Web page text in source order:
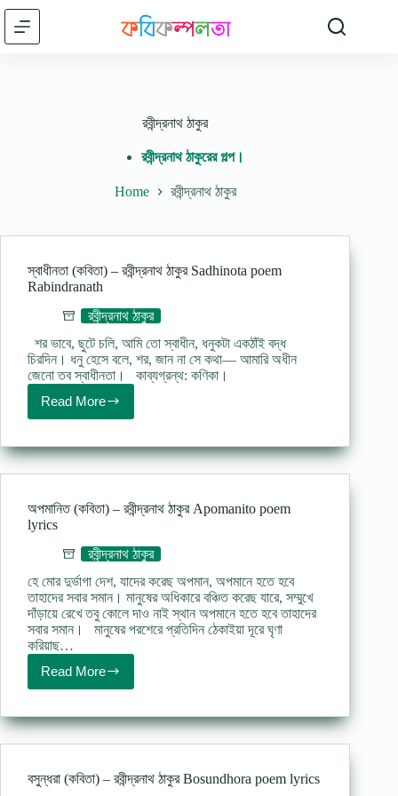
Skip
content
রবীন্দ্রনাথ ঠাকুর
রবীন্দ্রনাথ ঠাকুরের গল্প।
Home রবীন্দ্রনাথ ঠাকুর
স্বাধীনতা (কবিতা) – রবীন্দ্রনাথ ঠাকুর Sadhinota poem
Rabindranath
রবীন্দ্রনাথ ঠাকুর
শর ভাবে, ছুটে চলি, আমি তো স্বাধীন, ধনুকটা একঠাঁই বদ্ধ
চিরদিন। ধনু হেসে বলে, শর, জান না সে কথা— আমারি অধীন
জেনো তব স্বাধীনতা। কাব্যগ্রন্থ: কণিকা।
Read More
স্বাধীনতা
(কবিতা)
রবীন্দ্রনাথ
ঠাকুর
poem
Rabindranath
অপমানিত (কবিতা) – রবীন্দ্রনাথ ঠাকুর Apomanito poem
lyrics
রবীন্দ্রনাথ ঠাকুর
হে মোর দুর্ভাগা দেশ, যাদের করেছ অপমান, অপমানে হতে হবে
তাহাদের সবার সমান। মানুষের অধিকারে বঞ্চিত করেছ যারে, সম্মুখে
দাঁড়ায়ে রেখে তবু কোলে দাও নাই স্থান অপমানে হতে হবে তাহাদের
সবার সমান। মানুষের পরশেরে প্রতিদিন ঠেকাইয়া দূরে ঘৃণা
করিয়াছ…
Read More
অপমানিত
(কবিতা)
রবীন্দ্রনাথ
ঠাকুর
poem
lyrics
বসুন্ধরা (কবিতা) – রবীন্দ্রনাথ ঠাকুর Bosundhora poem lyrics